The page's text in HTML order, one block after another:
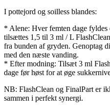
I pottejord og soilless blandes:
* Alene: Hver femten dage
tilsættes 1,5 til 3 ml / L
fra bunden af ​​gryden. Genoptag
med den næste vanding.
* Efter modning: Tilsæt 3 ml
dage før høst for at øge
NB: FlashClean og FinalPart er
sammen i perfekt synergi.